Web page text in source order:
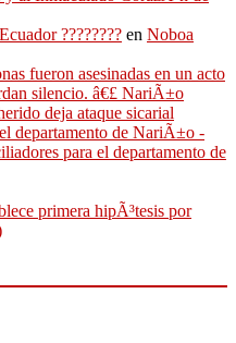
???????? en Noboa
fueron asesinadas en un acto
silencio. â€£ NariÃ±o
deja ataque sicarial
departamento de NariÃ±o -
para el departamento de
primera hipÃ³tesis por